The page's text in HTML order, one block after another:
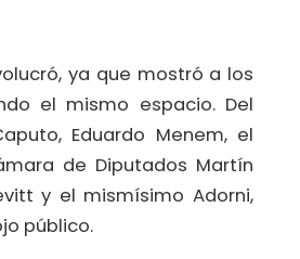
ya que mostró a los
el mismo espacio. Del
Eduardo Menem, el
de Diputados Martín
y el mismísimo Adorni,
público.